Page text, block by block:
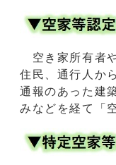
空き家所有者
住⺠、通⾏⼈か
通報のあった建
みなどを経て「